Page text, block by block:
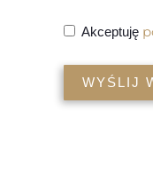
Akceptuję
WYŚLIJ